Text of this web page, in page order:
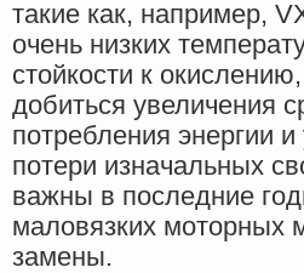
такие как, например,
очень низких
стойкости к
добиться увеличения
потребления энергии
потери изначальных
важны в последние
маловязких моторных
замены.